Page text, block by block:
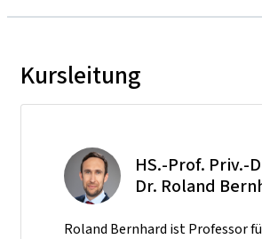
Kursleitung
HS.-Prof. Priv.-
Dr. Roland
Roland Bernhard ist Professor